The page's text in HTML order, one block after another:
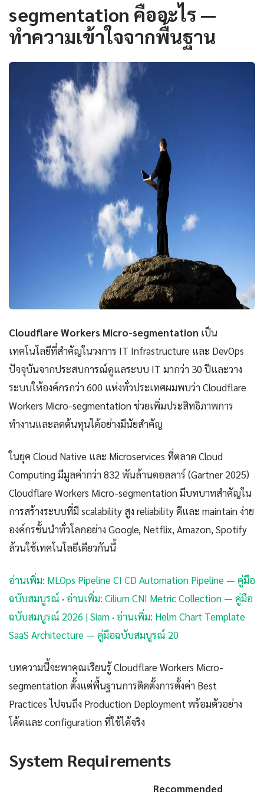
segmentation คืออะไร —
ทำความเข้าใจจากพื้นฐาน
Cloudflare Workers Micro-segmentation เป็น
เทคโนโลยีที่สำคัญในวงการ IT Infrastructure และ DevOps
ปัจจุบันจากประสบการณ์ดูแลระบบ IT มากว่า 30 ปีและวาง
ระบบให้องค์กรกว่า 600 แห่งทั่วประเทศผมพบว่า Cloudflare
Workers Micro-segmentation ช่วยเพิ่มประสิทธิภาพการ
ทำงานและลดต้นทุนได้อย่างมีนัยสำคัญ
ในยุค Cloud Native และ Microservices ที่ตลาด Cloud
Computing มีมูลค่ากว่า 832 พันล้านดอลลาร์ (Gartner 2025)
Cloudflare Workers Micro-segmentation มีบทบาทสำคัญใน
การสร้างระบบที่มี scalability สูง reliability ดีและ maintain ง่าย
องค์กรชั้นนำทั่วโลกอย่าง Google, Netflix, Amazon, Spotify
ล้วนใช้เทคโนโลยีเดียวกันนี้
อ่านเพิ่ม: MLOps Pipeline CI CD Automation Pipeline — คู่มือ
ฉบับสมบูรณ์ · อ่านเพิ่ม: Cilium CNI Metric Collection — คู่มือ
ฉบับสมบูรณ์ 2026 | Siam · อ่านเพิ่ม: Helm Chart Template
SaaS Architecture — คู่มือฉบับสมบูรณ์ 20
บทความนี้จะพาคุณเรียนรู้ Cloudflare Workers Micro-
segmentation ตั้งแต่พื้นฐานการติดตั้งการตั้งค่า Best
Practices ไปจนถึง Production Deployment พร้อมตัวอย่าง
โค้ดและ configuration ที่ใช้ได้จริง
System Requirements
Recommended